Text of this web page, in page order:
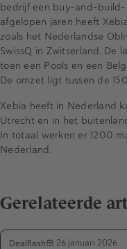
bedrijf een buy-and-
afgelopen jaren heeft
zoals het Nederlandse
SwissQ in Zwitserland. De
toen een Pools en een
De omzet ligt tussen de
Xebia heeft in Nederland
Utrecht en in het
In totaal werken er 1200
Nederland.
Gerelateerde
Dealflash 26 januari 2026